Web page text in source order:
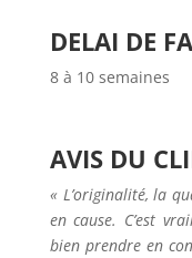
DELAI DE
8 à 10 semaines
AVIS DU
« L’originalité, la
en cause. C’est
bien prendre en